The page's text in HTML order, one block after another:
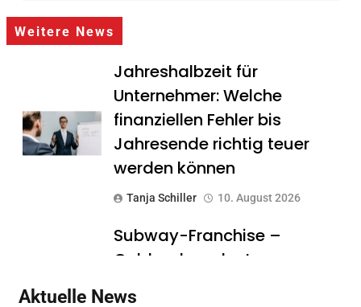
Weitere News
Jahreshalbzeit für
Unternehmer: Welche
finanziellen Fehler bis
Jahresende richtig teuer
werden können
Tanja Schiller 10. August 2026
Subway-Franchise –
Goldgrube oder teurer
Aktuelle News